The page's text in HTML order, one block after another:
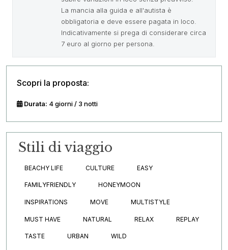
La mancia alla guida e all'autista è
obbligatoria e deve essere pagata in loco.
Indicativamente si prega di considerare circa
7 euro al giorno per persona.
Scopri la proposta:
Durata: 4 giorni / 3 notti
Stili di viaggio
BEACHY LIFE CULTURE EASY
FAMILYFRIENDLY HONEYMOON
INSPIRATIONS MOVE MULTISTYLE
MUST HAVE NATURAL RELAX REPLAY
TASTE URBAN WILD